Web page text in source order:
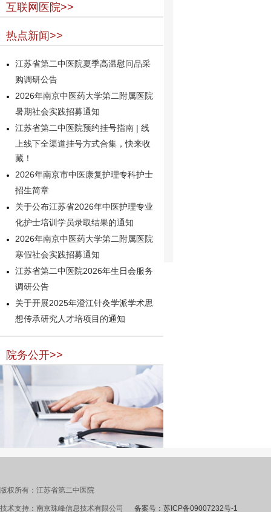
互联网医院>>
热点新闻>>
江苏省第二中医院夏季高温慰问品采
购调研公告
2026年南京中医药大学第二附属医院
暑期社会实践招募通知
江苏省第二中医院预约挂号指南 | 线
上线下全渠道挂号方式合集，快来收
藏！
2026年南京市中医康复护理专科护士
招生简章
关于公布江苏省2026年中医护理专业
化护士培训学员录取结果的通知
2026年南京中医药大学第二附属医院
寒假社会实践招募通知
江苏省第二中医院2026年生日会服务
调研公告
关于开展2025年澄江针灸学派学术思
想传承研究人才培项目的通知
院务公开>>
版权所有：江苏省第二中医院
技术支持：南京珠峰信息技术有限公司 备案号：苏ICP备09007232号-1